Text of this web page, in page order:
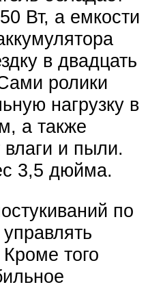
Вт, а емкости
в двадцать
ролики
нагрузку в
а также
и пыли.
3,5 дюйма.
по
того